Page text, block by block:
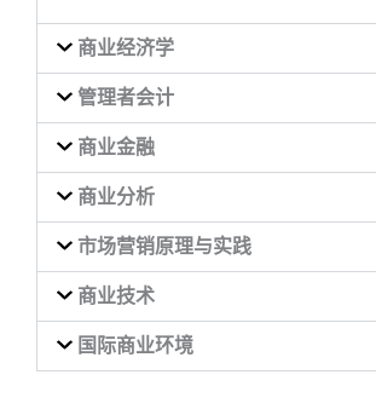
商业经济学
管理者会计
商业金融
商业分析
市场营销原理与实践
商业技术
国际商业环境